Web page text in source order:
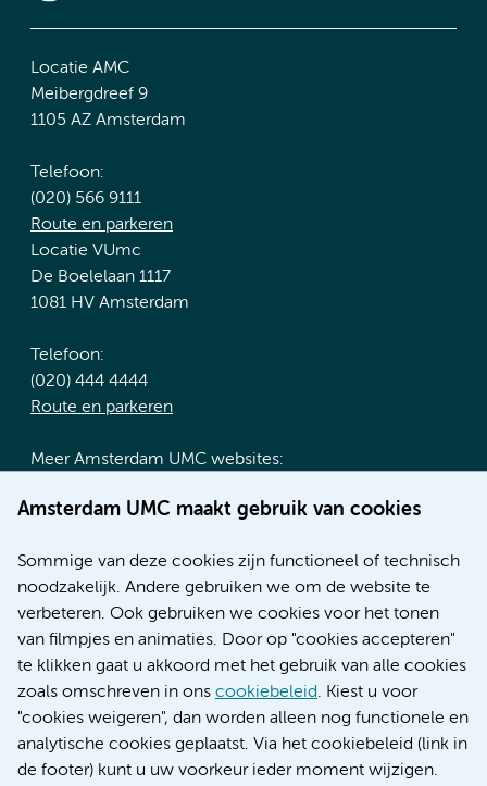
Amsterdam UMC maakt gebruik van cookies
Sommige van deze cookies zijn functioneel of technisch
noodzakelijk. Andere gebruiken we om de website te
verbeteren. Ook gebruiken we cookies voor het tonen
van filmpjes en animaties. Door op "cookies accepteren"
te klikken gaat u akkoord met het gebruik van alle cookies
zoals omschreven in ons cookiebeleid. Kiest u voor
"cookies weigeren", dan worden alleen nog functionele en
analytische cookies geplaatst. Via het cookiebeleid (link in
de footer) kunt u uw voorkeur ieder moment wijzigen.
Locatie AMC
Meibergdreef 9
1105 AZ Amsterdam
Telefoon:
(020) 566 9111
Route en parkeren
Locatie VUmc
De Boelelaan 1117
1081 HV Amsterdam
Telefoon:
(020) 444 4444
Route en parkeren
Meer Amsterdam UMC websites:
Werken bij Amsterdam UMC
Nieuws
Research
Educatie locatie AMC
Educatie locatie VUmc
Verwijzen & diagnostiek